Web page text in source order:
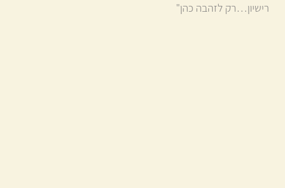
רישיון…רק לזהבה כהן"